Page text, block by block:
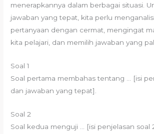
menerapkannya dalam berbagai situasi.
jawaban yang tepat, kita perlu
pertanyaan dengan cermat, mengingat
kita pelajari, dan memilih jawaban yang
Soal 1
Soal pertama membahas tentang … [isi
dan jawaban yang tepat].
Soal 2
Soal kedua menguji … [isi penjelasan soal